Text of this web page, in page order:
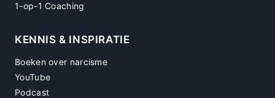
1-op-1 Coaching
KENNIS & INSPIRATIE
Boeken over narcisme
YouTube
Podcast